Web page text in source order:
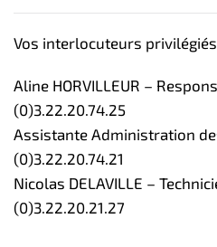
Vos interlocuteurs privilégiés
Aline HORVILLEUR –
(0)3.22.20.74.25
Assistante Administration
(0)3.22.20.74.21
Nicolas DELAVILLE –
(0)3.22.20.21.27